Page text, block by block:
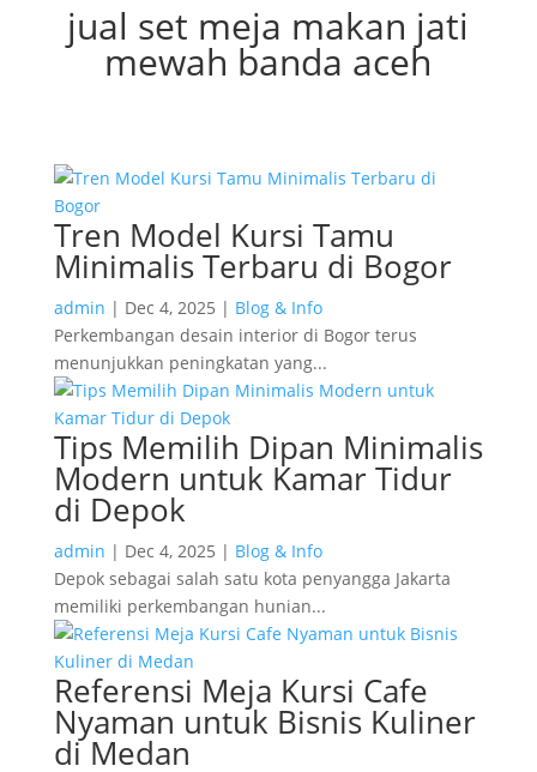
jual set meja makan jati
mewah banda aceh
Tren Model Kursi Tamu
Minimalis Terbaru di Bogor
admin | Dec 4, 2025 | Blog & Info
Perkembangan desain interior di Bogor terus
menunjukkan peningkatan yang...
Tips Memilih Dipan Minimalis
Modern untuk Kamar Tidur
di Depok
admin | Dec 4, 2025 | Blog & Info
Depok sebagai salah satu kota penyangga Jakarta
memiliki perkembangan hunian...
Referensi Meja Kursi Cafe
Nyaman untuk Bisnis Kuliner
di Medan